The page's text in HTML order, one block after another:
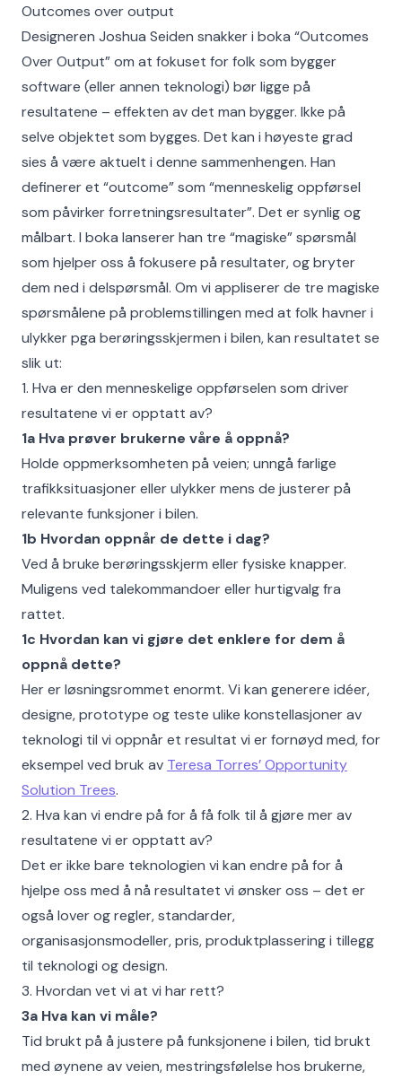
Outcomes over output
Designeren Joshua Seiden snakker i boka “Outcomes
Over Output” om at fokuset for folk som bygger
software (eller annen teknologi) bør ligge på
resultatene – effekten av det man bygger. Ikke på
selve objektet som bygges. Det kan i høyeste grad
sies å være aktuelt i denne sammenhengen. Han
definerer et “outcome” som “menneskelig oppførsel
som påvirker forretningsresultater”. Det er synlig og
målbart. I boka lanserer han tre “magiske” spørsmål
som hjelper oss å fokusere på resultater, og bryter
dem ned i delspørsmål. Om vi appliserer de tre magiske
spørsmålene på problemstillingen med at folk havner i
ulykker pga berøringsskjermen i bilen, kan resultatet se
slik ut:
1. Hva er den menneskelige oppførselen som driver
resultatene vi er opptatt av?
1a Hva prøver brukerne våre å oppnå?
Holde oppmerksomheten på veien; unngå farlige
trafikksituasjoner eller ulykker mens de justerer på
relevante funksjoner i bilen.
1b Hvordan oppnår de dette i dag?
Ved å bruke berøringsskjerm eller fysiske knapper.
Muligens ved talekommandoer eller hurtigvalg fra
rattet.
1c Hvordan kan vi gjøre det enklere for dem å
oppnå dette?
Her er løsningsrommet enormt. Vi kan generere idéer,
designe, prototype og teste ulike konstellasjoner av
teknologi til vi oppnår et resultat vi er fornøyd med, for
eksempel ved bruk av Teresa Torres’ Opportunity
Solution Trees.
2. Hva kan vi endre på for å få folk til å gjøre mer av
resultatene vi er opptatt av?
Det er ikke bare teknologien vi kan endre på for å
hjelpe oss med å nå resultatet vi ønsker oss – det er
også lover og regler, standarder,
organisasjonsmodeller, pris, produktplassering i tillegg
til teknologi og design.
3. Hvordan vet vi at vi har rett?
3a Hva kan vi måle?
Tid brukt på å justere på funksjonene i bilen, tid brukt
med øynene av veien, mestringsfølelse hos brukerne,